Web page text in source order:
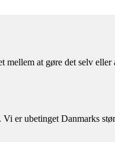
at gøre det selv
er ubetinget Danmarks